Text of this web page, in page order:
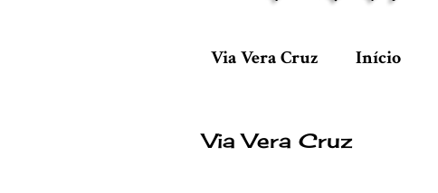
Via Vera Cruz Início
Via Vera Cruz